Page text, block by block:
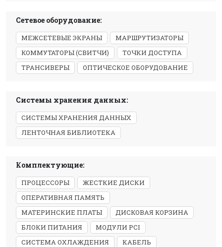
Сетевое оборудование:
МЕЖСЕТЕВЫЕ ЭКРАНЫ
МАРШРУТИЗАТОРЫ
КОММУТАТОРЫ (СВИТЧИ)
ТОЧКИ ДОСТУПА
ТРАНСИВЕРЫ
ОПТИЧЕСКОЕ ОБОРУДОВАНИЕ
Системы хранения данных:
СИСТЕМЫ ХРАНЕНИЯ ДАННЫХ
ЛЕНТОЧНАЯ БИБЛИОТЕКА
Комплектующие:
ПРОЦЕССОРЫ
ЖЕСТКИЕ ДИСКИ
ОПЕРАТИВНАЯ ПАМЯТЬ
МАТЕРИНСКИЕ ПЛАТЫ
ДИСКОВАЯ КОРЗИНА
БЛОКИ ПИТАНИЯ
МОДУЛИ PCI
СИСТЕМА ОХЛАЖДЕНИЯ
КАБЕЛЬ